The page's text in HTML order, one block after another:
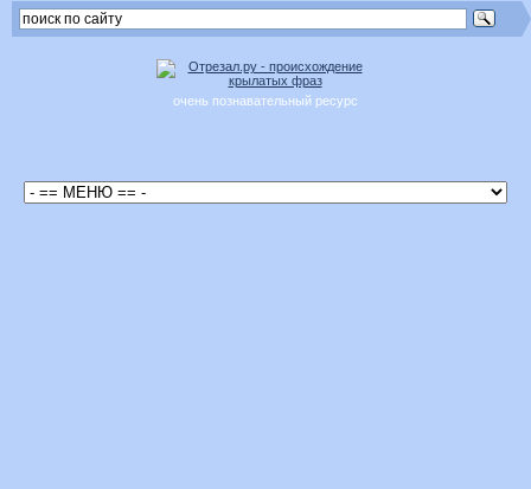
очень познавательный ресурс